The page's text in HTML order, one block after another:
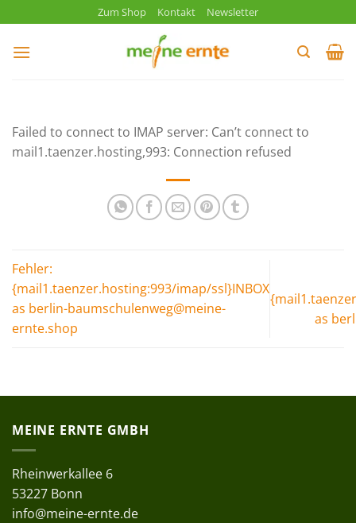
Inhalt
springen
Zum Shop Kontakt Newsletter
Failed to connect to IMAP server: Can’t connect to
mail1.taenzer.hosting,993: Connection refused
Fehler:
{mail1.taenzer.hosting:993/imap/ssl}INBOX
as berlin-baumschulenweg@meine-
ernte.shop
as
MEINE ERNTE GMBH
Rheinwerkallee 6
53227 Bonn
info@meine-ernte.de